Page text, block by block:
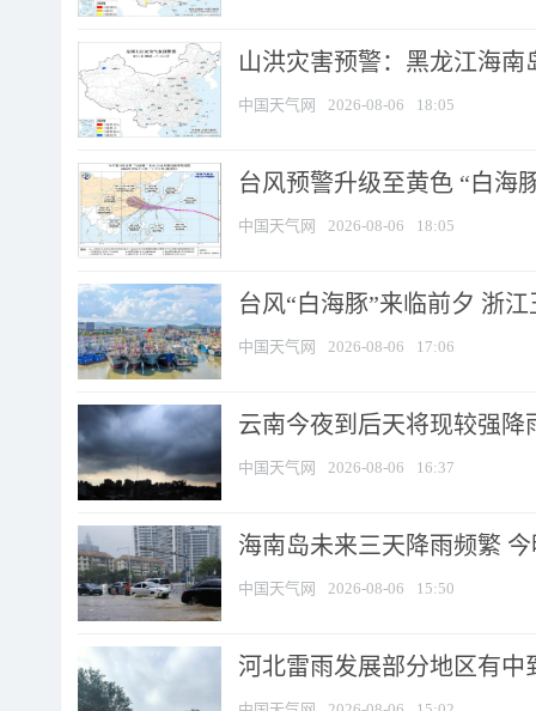
山洪灾害预警：黑龙江海
中国天气网 2026-08-06 18:05
台风预警升级至黄色 “白海
中国天气网 2026-08-06 18:05
台风“白海豚”来临前夕 浙
中国天气网 2026-08-06 17:06
云南今夜到后天将现较强降
中国天气网 2026-08-06 16:37
海南岛未来三天降雨频繁
中国天气网 2026-08-06 15:50
河北雷雨发展部分地区有中